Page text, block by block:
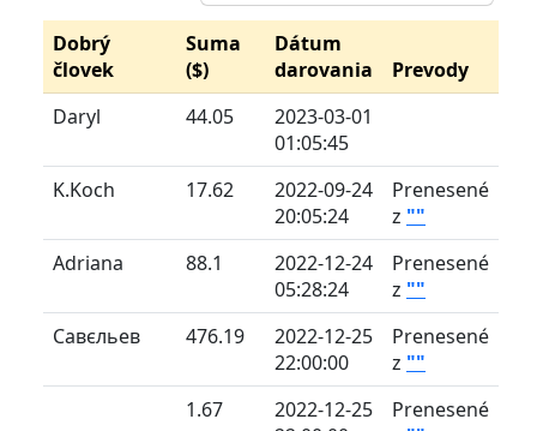
Dobrý
človek
Suma
($)
Dátum
darovania
Prevody
Daryl
44.05
2023-03-01
01:05:45
K.Koch
17.62
2022-09-24
20:05:24
Prenesené
z ""
Adriana
88.1
2022-12-24
05:28:24
Prenesené
z ""
Савєльев
476.19
2022-12-25
22:00:00
Prenesené
z ""
1.67
2022-12-25
Prenesené